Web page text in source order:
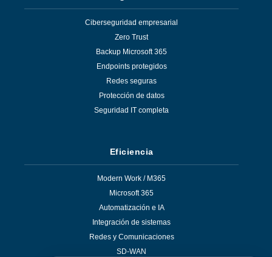
Ciberseguridad empresarial
Zero Trust
Backup Microsoft 365
Endpoints protegidos
Redes seguras
Protección de datos
Seguridad IT completa
Eficiencia
Modern Work / M365
Microsoft 365
Automatización e IA
Integración de sistemas
Redes y Comunicaciones
SD-WAN